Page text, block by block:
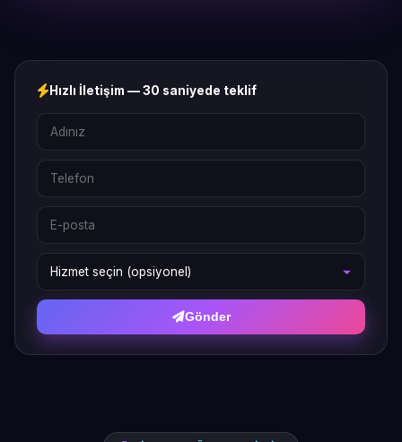
Hızlı İletişim — 30 saniyede teklif
Gönder